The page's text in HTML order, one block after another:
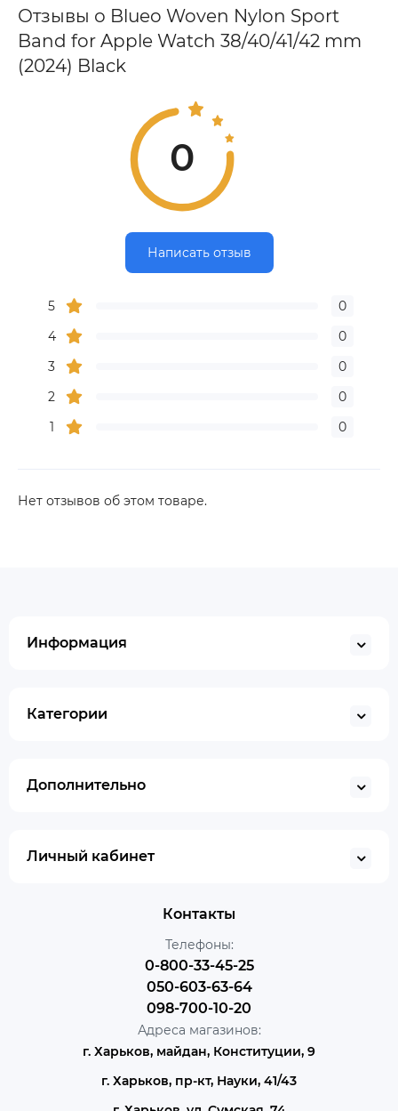
Отзывы о Blueo Woven Nylon Sport
Band for Apple Watch 38/40/41/42 mm
(2024) Black
0
Написать отзыв
5
0
4
0
3
0
2
0
1
0
Нет отзывов об этом товаре.
Информация
Категории
Дополнительно
Личный кабинет
Контакты
Телефоны:
0-800-33-45-25
050-603-63-64
098-700-10-20
Адреса магазинов:
г. Харьков, майдан, Конституции, 9
г. Харьков, пр-кт, Науки, 41/43